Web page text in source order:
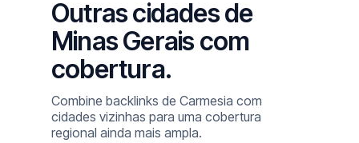
Outras cidades de
Minas Gerais com
cobertura.
Combine backlinks de Carmesia com
cidades vizinhas para uma cobertura
regional ainda mais ampla.